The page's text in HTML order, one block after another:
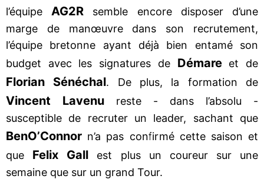
l’équipe AG2R semble encore disposer d’une
marge de manœuvre dans son recrutement,
l’équipe bretonne ayant déjà bien entamé son
budget avec les signatures de Démareet de
Florian Sénéchal. De plus, la formation de
Vincent Lavenu reste - dans l’absolu -
susceptible de recruter un leader, sachant que
BenO’Connor n’a pas confirmé cette saison et
que Felix Gall est plus un coureur sur une
semaine que sur un grand Tour.